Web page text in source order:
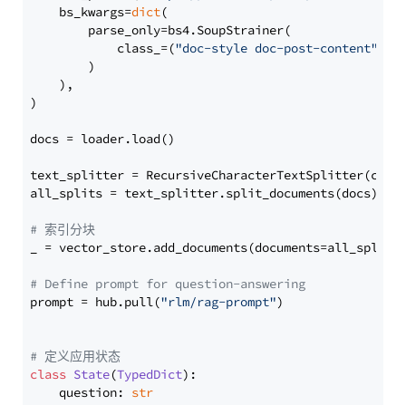
    bs_kwargs=
dict(
        parse_only=bs4.SoupStrainer(
            class_=(
"doc-style doc-post-content"
        )
    ),
)
docs = loader.load()
text_splitter =
all_splits = text_splitter.split_documents(docs)
# 索引分块
_ = vector_store.add_documents(documents=all_splits)
# Define prompt for question-answering
prompt = hub.pull("rlm/rag-prompt")
# 定义应用状态
class State(TypedDict):
    question:
str